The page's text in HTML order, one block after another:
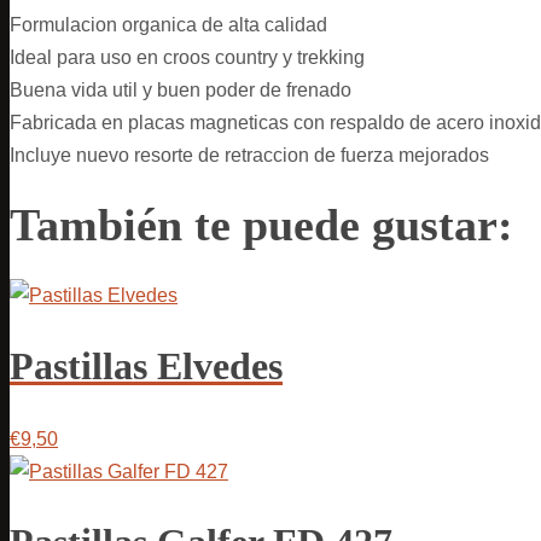
Formulacion organica de alta calidad
Ideal para uso en croos country y trekking
Buena vida util y buen poder de frenado
Fabricada en placas magneticas con respaldo de acero
Incluye nuevo resorte de retraccion de fuerza mejorados
También te puede gustar:
Pastillas Elvedes
€9,50